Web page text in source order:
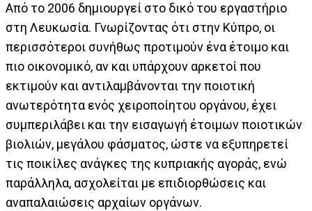
Από το 2006 δημιουργεί στο δικό του εργαστήριο
στη Λευκωσία. Γνωρίζοντας ότι στην Κύπρο, οι
περισσότεροι συνήθως προτιμούν ένα έτοιμο και
πιο οικονομικό, αν και υπάρχουν αρκετοί που
εκτιμούν και αντιλαμβάνονται την ποιοτική
ανωτερότητα ενός χειροποίητου οργάνου, έχει
συμπεριλάβει και την εισαγωγή έτοιμων ποιοτικών
βιολιών, μεγάλου φάσματος, ώστε να εξυπηρετεί
τις ποικίλες ανάγκες της κυπριακής αγοράς, ενώ
παράλληλα, ασχολείται με επιδιορθώσεις και
αναπαλαιώσεις αρχαίων οργάνων.